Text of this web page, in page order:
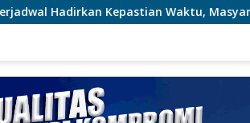
Masyarakat Tak Perlu Lama